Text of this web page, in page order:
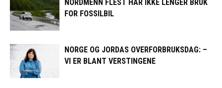
NORDMENN FLEST HAR IKKE LENGER BRUK
FOR FOSSILBIL
NORGE OG JORDAS OVERFORBRUKSDAG: –
VI ER BLANT VERSTINGENE